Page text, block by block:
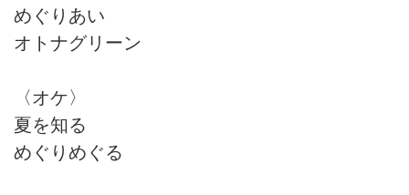
めぐりあい
オトナグリーン
〈オケ〉
夏を知る
めぐりめぐる